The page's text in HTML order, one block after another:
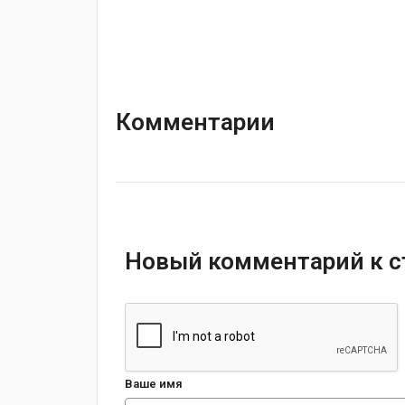
Комментарии
Новый комментарий к
Ваше имя